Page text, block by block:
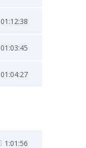
01:12:38
01:03:45
01:04:27
1:01:56